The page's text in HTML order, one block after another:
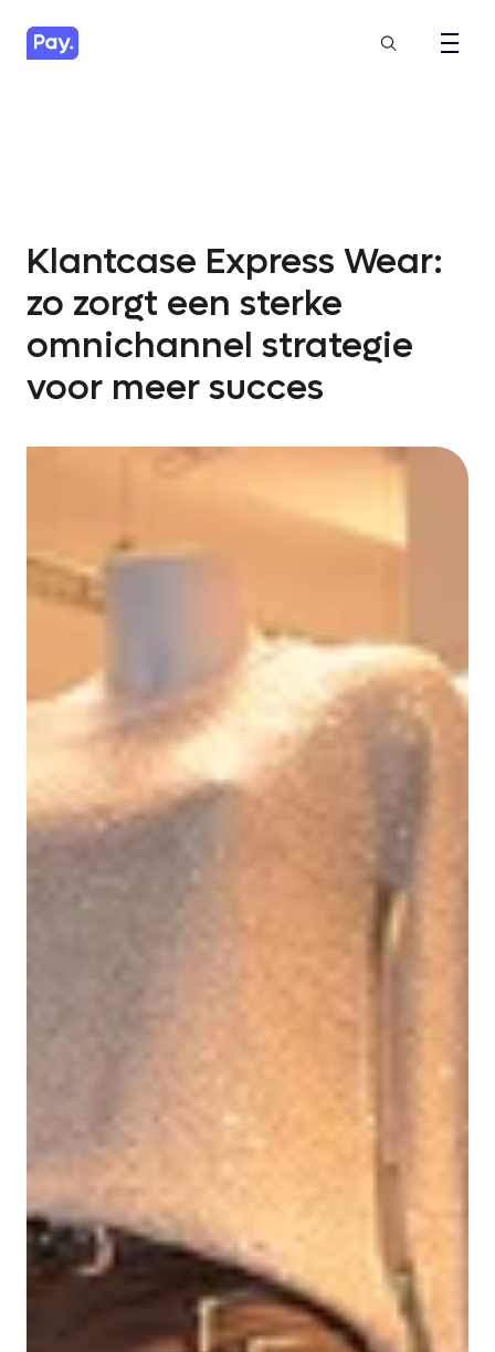
Klantcase Express Wear:
zo zorgt een sterke
omnichannel strategie
voor meer succes